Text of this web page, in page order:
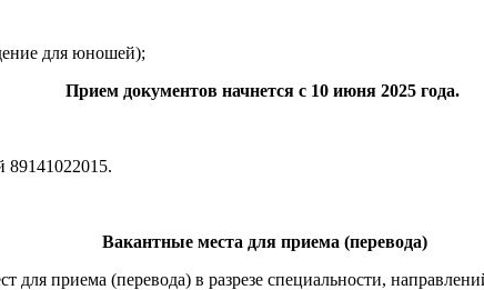
для юношей);
Прием документов начнется с 10 июня 2025 года.
89141022015.
Вакантные места для приема (перевода)
для приема (перевода) в разрезе специальности,